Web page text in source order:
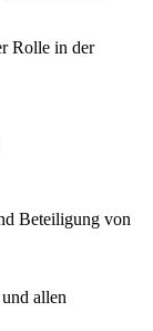
Rolle in der
Beteiligung von
allen